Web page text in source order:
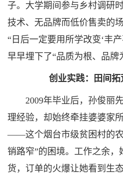
子。大学期间参与乡村调研
技术、无品牌而低价售卖的
“日后一定要用所学改变‘丰
早早埋下了“品质为根、品牌
创业实践：田间
2009年毕业后，孙俊丽
理经验，却始终牵挂婆婆家
——这个烟台市级贫困村的农
销路窄”的困境。工作之余，
货，订单的火爆让她看到生